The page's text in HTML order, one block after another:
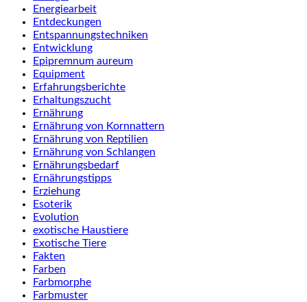
Energiearbeit
Entdeckungen
Entspannungstechniken
Entwicklung
Epipremnum aureum
Equipment
Erfahrungsberichte
Erhaltungszucht
Ernährung
Ernährung von Kornnattern
Ernährung von Reptilien
Ernährung von Schlangen
Ernährungsbedarf
Ernährungstipps
Erziehung
Esoterik
Evolution
exotische Haustiere
Exotische Tiere
Fakten
Farben
Farbmorphe
Farbmuster